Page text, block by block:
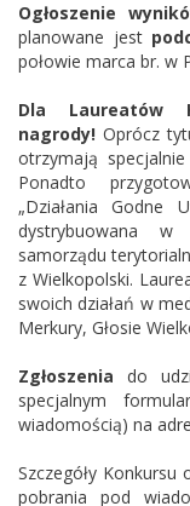
Ogłoszenie
planowane jest
połowie marca br. w
Dla Laureatów
nagrody! Oprócz
otrzymają
Ponadto
„Działania Godne
dystrybuowana
samorządu
z Wielkopolski.
swoich działań w
Merkury, Głosie
Zgłoszenia do
specjalnym
wiadomością) na
Szczegóły Konkursu
pobrania pod